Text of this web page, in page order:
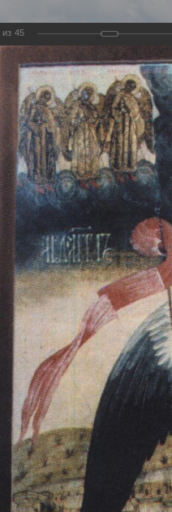
Экскурсия
за веру в
Севере”
Главная
из 45